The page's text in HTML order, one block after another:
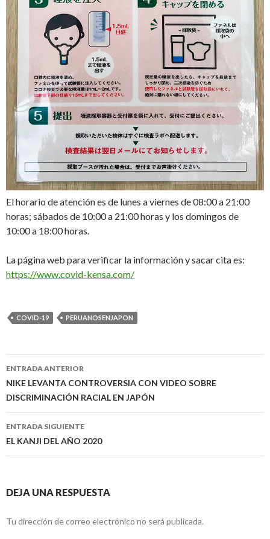
El horario de atención es de lunes a viernes de 08:00 a 21:00
horas; sábados de 10:00 a 21:00 horas y los domingos de
10:00 a 18:00 horas.
La página web para verificar la información y sacar cita es:
https://www.covid-kensa.com/
COVID-19 PERUANOSENJAPON
Navegación
de
entradas
ENTRADA ANTERIOR
NIKE LEVANTA CONTROVERSIA CON VIDEO SOBRE
DISCRIMINACIÓN RACIAL EN JAPÓN
ENTRADA SIGUIENTE
EL KANJI DEL AÑO 2020
DEJA UNA RESPUESTA
Tu dirección de correo electrónico no será publicada.